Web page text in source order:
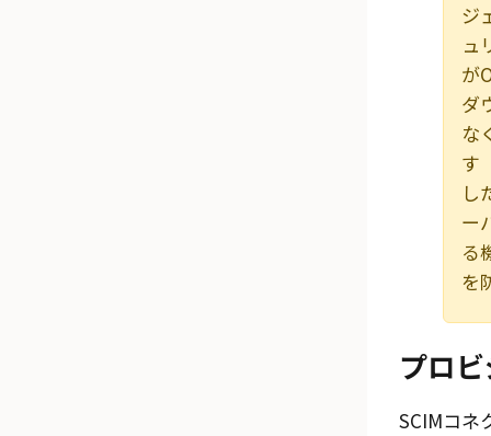
ジ
ュ
が
ダ
な
す
し
ー
る
を
プロ
SCIMコネ